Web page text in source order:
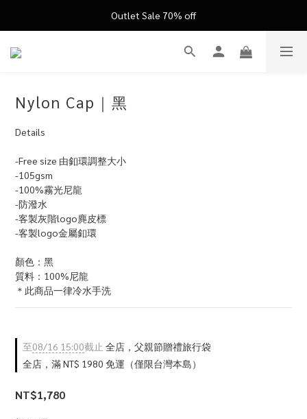
FATHER'S DAY ’26 ｜ 父親節限定盛典
Outlet Sale 70% off
FATHER'S DAY ’26 ｜ 父親節限定盛典
Nylon Cap｜黑
Details
-Free size 由釦環調整大小
-105gsm
-100%霧光尼龍
-防潑水
-客製灰階logo麂皮標
-客製logo金屬釦環
顏色：黑
質料：100%尼龍
＊此商品一律冷水手洗
至08/16 15:00截止 全店，父親節贈禮旅行袋
全店，滿 NT$ 1980 免運（僅限台灣本島）
NT$1,780